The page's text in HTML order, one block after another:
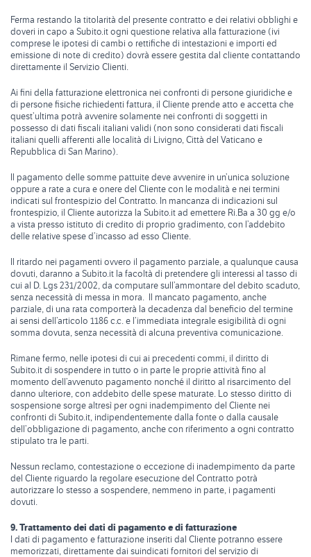
Ferma restando la titolarità del presente contratto e dei relativi obblighi e
doveri in capo a Subito.it ogni questione relativa alla fatturazione (ivi
comprese le ipotesi di cambi o rettifiche di intestazioni e importi ed
emissione di note di credito) dovrà essere gestita dal cliente contattando
direttamente il Servizio Clienti.
Ai fini della fatturazione elettronica nei confronti di persone giuridiche e
di persone fisiche richiedenti fattura, il Cliente prende atto e accetta che
quest’ultima potrà avvenire solamente nei confronti di soggetti in
possesso di dati fiscali italiani validi (non sono considerati dati fiscali
italiani quelli afferenti alle località di Livigno, Città del Vaticano e
Repubblica di San Marino).
Il pagamento delle somme pattuite deve avvenire in un’unica soluzione
oppure a rate a cura e onere del Cliente con le modalità e nei termini
indicati sul frontespizio del Contratto. In mancanza di indicazioni sul
frontespizio, il Cliente autorizza la Subito.it ad emettere Ri.Ba a 30 gg e/o
a vista presso istituto di credito di proprio gradimento, con l’addebito
delle relative spese d’incasso ad esso Cliente.
Il ritardo nei pagamenti ovvero il pagamento parziale, a qualunque causa
dovuti, daranno a Subito.it la facoltà di pretendere gli interessi al tasso di
cui al D. Lgs 231/2002, da computare sull’ammontare del debito scaduto,
senza necessità di messa in mora. Il mancato pagamento, anche
parziale, di una rata comporterà la decadenza dal beneficio del termine
ai sensi dell’articolo 1186 c.c. e l’immediata integrale esigibilità di ogni
somma dovuta, senza necessità di alcuna preventiva comunicazione.
Rimane fermo, nelle ipotesi di cui ai precedenti commi, il diritto di
Subito.it di sospendere in tutto o in parte le proprie attività fino al
momento dell’avvenuto pagamento nonché il diritto al risarcimento del
danno ulteriore, con addebito delle spese maturate. Lo stesso diritto di
sospensione sorge altresì per ogni inadempimento del Cliente nei
confronti di Subito.it, indipendentemente dalla fonte o dalla causale
dell’obbligazione di pagamento, anche con riferimento a ogni contratto
stipulato tra le parti.
Nessun reclamo, contestazione o eccezione di inadempimento da parte
del Cliente riguardo la regolare esecuzione del Contratto potrà
autorizzare lo stesso a sospendere, nemmeno in parte, i pagamenti
dovuti.
9. Trattamento dei dati di pagamento e di fatturazione
I dati di pagamento e fatturazione inseriti dal Cliente potranno essere
memorizzati, direttamente dai suindicati fornitori del servizio di